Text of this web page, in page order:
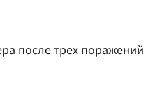
после трех поражений